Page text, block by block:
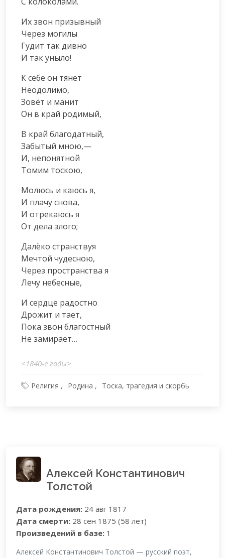
Их звон призывный
Через могилы
Гудит так дивно
И так уныло!
К себе он тянет
Неодолимо,
Зовёт и манит
Он в край родимый,
В край благодатный,
Забытый мною,—
И, непонятной
Томим тоскою,
Молюсь и каюсь я,
И плачу снова,
И отрекаюсь я
От дела злого;
Далёко странствуя
Мечтой чудесною,
Через пространства я
Лечу небесные,
И сердце радостно
Дрожит и тает,
Пока звон благостный
Не замирает…
<1840-e годы>
Религия Родина Тоска, трагедия и скорбь
Алексей Константинович
Толстой
Дата рождения: 24 авг 1817
Дата смерти: 28 сен 1875 (58 лет)
Произведений в базе: 1
Алексей Константинович Толстой — русский поэт,